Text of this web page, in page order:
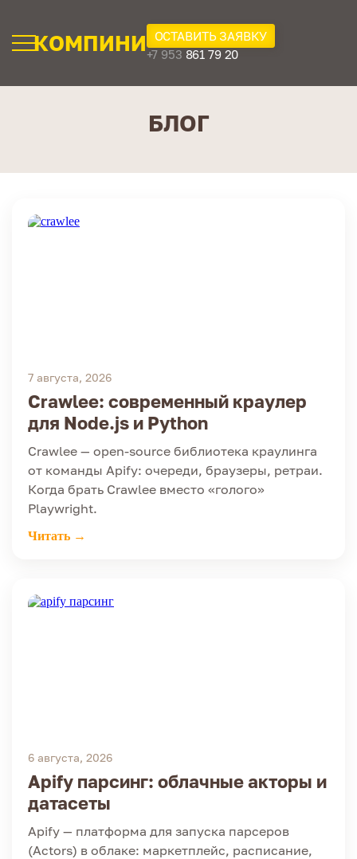
КОМПИНИ
ОСТАВИТЬ ЗАЯВКУ
+7 953 861 79 20
БЛОГ
7 августа, 2026
Crawlee: современный краулер
для Node.js и Python
Crawlee — open-source библиотека краулинга
от команды Apify: очереди, браузеры, ретраи.
Когда брать Crawlee вместо «голого»
Playwright.
Читать →
6 августа, 2026
Apify парсинг: облачные акторы и
датасеты
Apify — платформа для запуска парсеров
(Actors) в облаке: маркетплейс, расписание,